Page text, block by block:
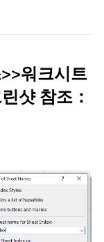
>>워크시트
샷 참조：